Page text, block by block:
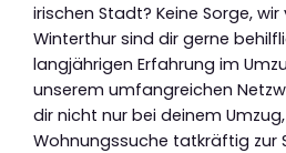
irischen Stadt? Keine Sorge,
Winterthur sind dir gerne
langjährigen Erfahrung im
unserem umfangreichen
dir nicht nur bei deinem
Wohnungssuche tatkräftig zur